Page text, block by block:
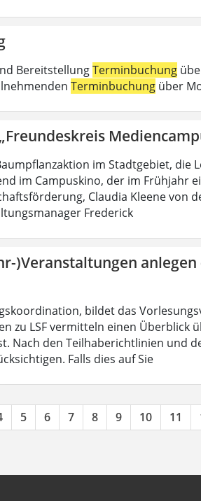
BereitstellungTerminbuchung
Terminbuchung über
im Stadtgebiet, die
im Campuskino, der im Frühjahr
Claudia Kleene von
Frederick
)Veranstaltungen
bildet das
zu LSF vermitteln einen
Nach den Teilhaberichtlinien und
Falls dies auf Sie
5 6 7 8 9 10 11